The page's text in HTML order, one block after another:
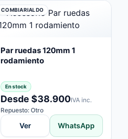
COMBIARIALDO
Par ruedas 120mm 1
rodamiento
En stock
Desde $38.900IVA inc.
Repuesto: Otro
Ver WhatsApp